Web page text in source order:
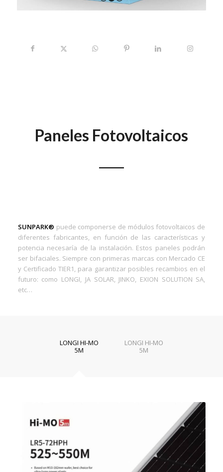
Paneles Fotovoltaicos
SUNPARK® puede componerse de módulos fotovoltaicos de
diferentes fabricantes, en función de las características y
potencia necesaría de la instalación. Estos paneles podrán
ser bifaciales. Siempre con primeras marcas con Mercado CE
y Certificado TIER1, para garantizar posibles recambios en el
futuro: como LONGI, JA SOLAR, JINKO, EXION SOLUTION SA,
etc…
LONGI HI-MO
5M
LONGI HI-MO
5M